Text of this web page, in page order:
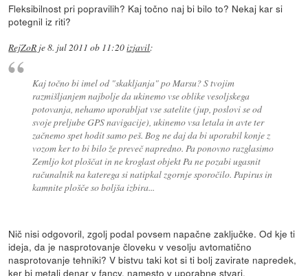
Fleksibilnost pri popravilih? Kaj točno naj bi bilo to? Nekaj kar si
potegnil iz riti?
RejZoR je8. jul 2011 ob 11:20izjavil:
Kaj točno bi imel od "skakljanja" po Marsu? S tvojim
razmišljanjem najbolje da ukinemo vse oblike vesoljskega
potovanja, nehamo uporabljat vse satelite (jup, poslovi se od
svoje preljube GPS navigacije), ukinemo vsa letala in avte ter
začnemo spet hodit samo peš. Bog ne daj da bi uporabil konje z
vozom ker to bi bilo že preveč napredno. Pa ponovno razglasimo
Zemljo kot ploščat in ne kroglast objekt Pa ne pozabi ugasnit
računalnik na katerega si natipkal zgornje sporočilo. Papirus in
kamnite plošče so boljša izbira...
Nič nisi odgovoril, zgolj podal povsem napačne zaključke. Od kje ti
ideja, da je nasprotovanje človeku v vesolju avtomatično
nasprotovanje tehniki? V bistvu taki kot si ti bolj zavirate napredek,
ker bi metali denar v fancy, namesto v uporabne stvari.